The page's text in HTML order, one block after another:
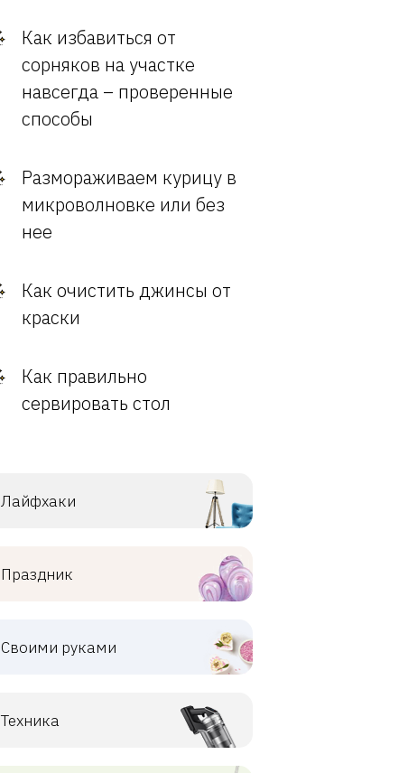
Как избавиться от
сорняков на участке
навсегда – проверенные
способы
Размораживаем курицу в
микроволновке или без
нее
Как очистить джинсы от
краски
Как правильно
сервировать стол
Лайфхаки
Праздник
Своими руками
Техника